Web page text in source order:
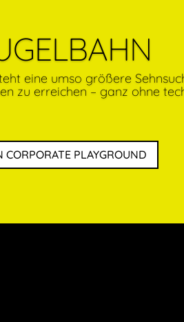
eine umso größere
zu erreichen – ganz ohne
CORPORATE PLAYGROUND